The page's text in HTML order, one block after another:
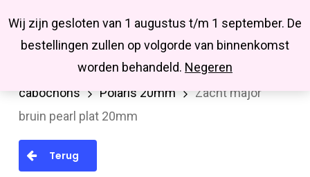
Wij zijn gesloten van 1 augustus t/m 1 september. De
bestellingen zullen op volgorde van binnenkomst
worden behandeld. Negeren
main
Missbluesieraden
searchaccount
Cabochons/Camee
Polaris
cabochons
Polaris 20mm
Zacht major
bruin pearl plat 20mm
Terug
Close